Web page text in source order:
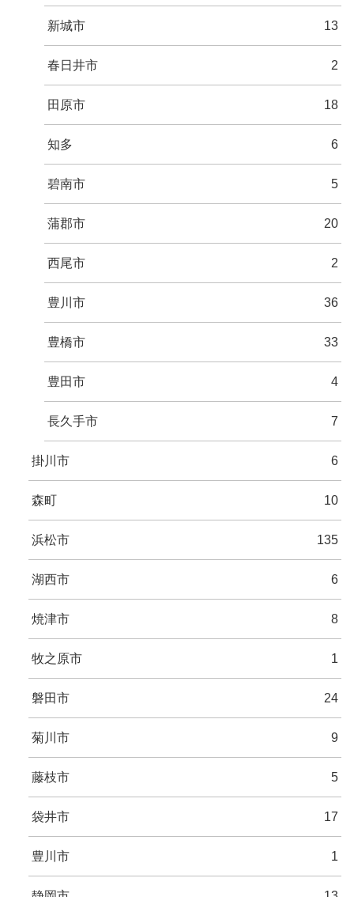
新城市 13
春日井市 2
田原市 18
知多 6
碧南市 5
蒲郡市 20
西尾市 2
豊川市 36
豊橋市 33
豊田市 4
長久手市 7
掛川市 6
森町 10
浜松市 135
湖西市 6
焼津市 8
牧之原市 1
磐田市 24
菊川市 9
藤枝市 5
袋井市 17
豊川市 1